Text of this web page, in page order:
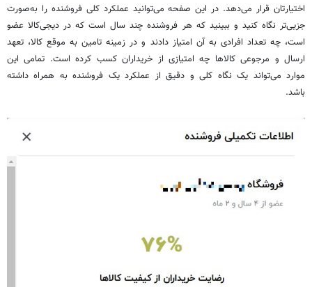
اختیارتان قرار می‌دهد. در این صفحه می‌توانید عملکرد کلی فروشنده را به‌صورت
جزیی‌تر نگاه کنید و ببینید که هر فروشنده چند سال است که در دیجی‌کالا عضو
است، چه تعداد افرادی به آن امتیاز دادند و در زمینه تامین به موقع کالا، تعهد
ارسال و مرجوعی کالاها چه امتیازی از خریداران کسب کرده است. تمامی این
موارد می‌تواند یک نگاه کلی و دقیق از عملکرد یک فروشنده به همراه داشته
باشد.